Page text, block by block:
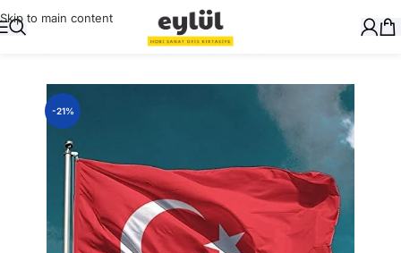
Skip to main content
Masaüstü Gereçler/Bayrak Çeşitleri
-21%